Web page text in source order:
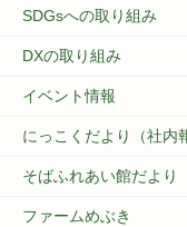
SDGsへの取り組み
DXの取り組み
イベント情報
にっこくだより（社内
そばふれあい館だより
ファームめぶき